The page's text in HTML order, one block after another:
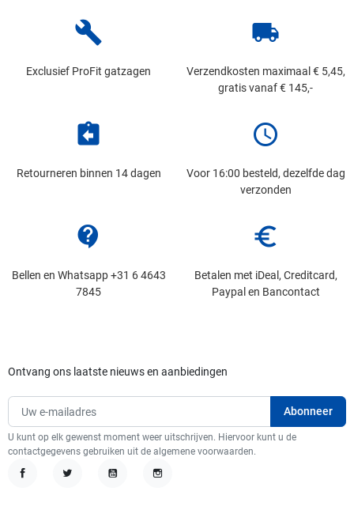
build
Exclusief ProFit gatzagen
local_shipping
Verzendkosten maximaal € 5,45,
gratis vanaf € 145,-
assignment_return
Retourneren binnen 14 dagen
schedule
Voor 16:00 besteld, dezelfde dag
verzonden
contact_support
Bellen en Whatsapp +31 6 4643
7845
euro_symbol
Betalen met iDeal, Creditcard,
Paypal en Bancontact
Ontvang ons laatste nieuws en aanbiedingen
U kunt op elk gewenst moment weer uitschrijven. Hiervoor kunt u de
contactgegevens gebruiken uit de algemene voorwaarden.